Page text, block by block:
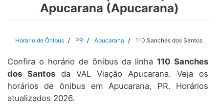
Minas Gerais
Rio de Janeiro
Espírito Santo
Apucarana (Apucarana)
Horário de Ônibus PR Apucarana 110 Sanches dos Santos
Confira o horário de ônibus da linha110 Sanches
dos Santos da VAL Viação Apucarana. Veja os
horários de ônibus em Apucarana, PR. Horários
atualizados 2026.